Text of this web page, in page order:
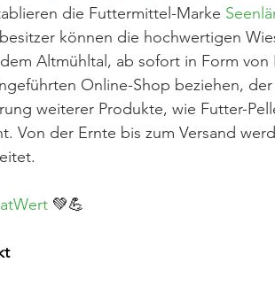
die Futtermittel-Marke
können die hochwertigen
Altmühltal, ab sofort in Form
Online-Shop beziehen,
weiterer Produkte, wie Futter-
Von der Ernte bis zum Versand
💚💪